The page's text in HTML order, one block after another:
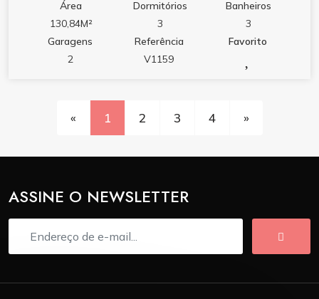
Área
130,84M²
Dormitórios
3
Banheiros
3
Garagens
2
Referência
V1159
Favorito
« 1 2 3 4 »
ASSINE O NEWSLETTER